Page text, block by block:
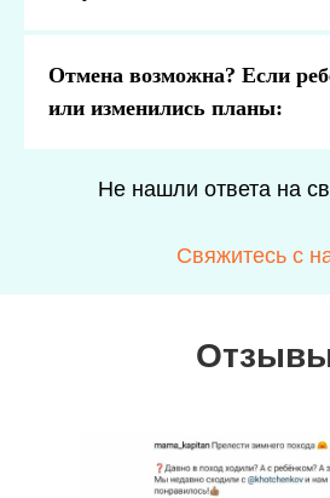
Отмена возможна? Если
или изменились планы:
Не нашли ответа на
Свяжитесь с